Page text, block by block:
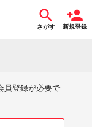
さがす 新規登録
員登録が必要で